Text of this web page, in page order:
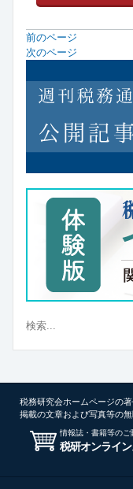
前のページ
次のページ
税務研究会ホームページの
掲載の文章および写真等の無
情報誌・書籍等のご
税研オンライ